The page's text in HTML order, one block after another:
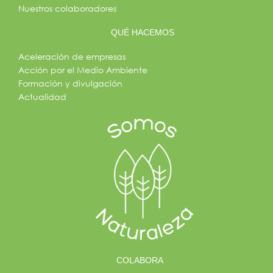
Nuestros colaboradores
QUÉ HACEMOS
Aceleración de empresas
Acción por el Medio Ambiente
Formación y divulgación
Actualidad
COLABORA